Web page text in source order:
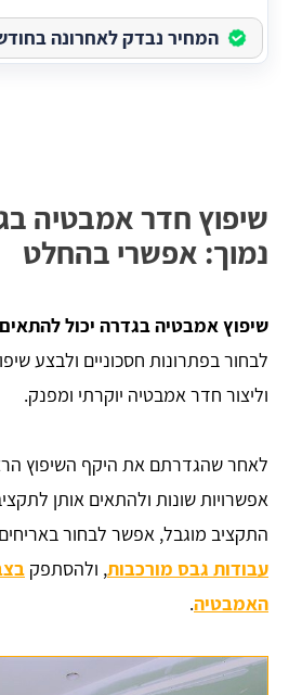
המחיר נבדק לאחרונה בחודש
שיפוץ חדר אמבטיה
נמוך: אפשרי בהחלט
שיפוץ אמבטיה בגדרה יכול
לבחור בפתרונות חסכוניים ולבצע
וליצור חדר אמבטיה יוקרתי ומפנק.
לאחר שהגדרתם את היקף השיפוץ
אפשרויות שונות ולהתאים אותן
התקציב מוגבל, אפשר לבחור
עבודות גבס מורכבות, ולהסתפק
האמבטיה.